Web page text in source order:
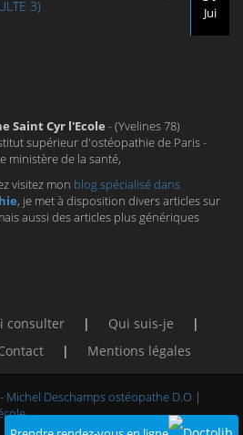
Jui
3)
Saint Cyr l'Ecole - (Yvelines 78)
supérieur d'ostéopathie de Paris -
ministère de la santé,
visitez mon blog spécialisé dans
, je met à disposition divers articles sur
aussi des articles plus génériques
consulter
Qui suis-je
Mentions légales
Michel Deschamps ostéopathe D.O |
Développeur web